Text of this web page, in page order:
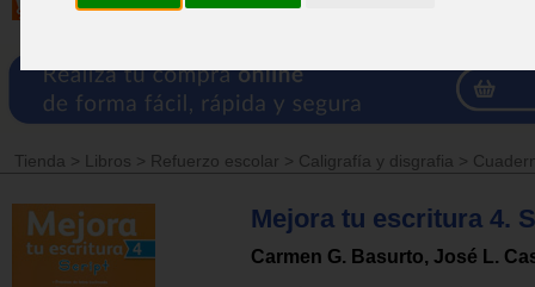
Tienda > Libros > Refuerzo escolar > Caligrafía y disgrafia >
Mejora tu escritura 4.
Carmen G. Basurto, José L.